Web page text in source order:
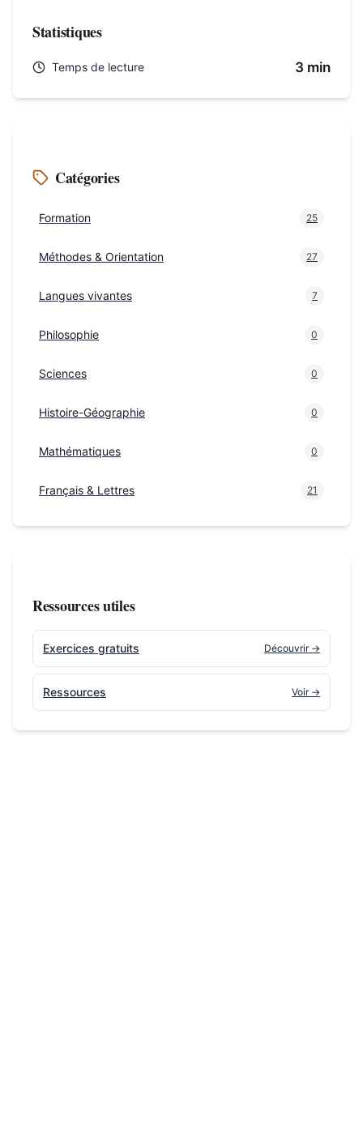
Statistiques
Temps de lecture 3 min
Catégories
Formation 25
Méthodes & Orientation 27
Langues vivantes 7
Philosophie 0
Sciences 0
Histoire-Géographie 0
Mathématiques 0
Français & Lettres 21
Ressources utiles
Exercices gratuits Découvrir →
Ressources Voir →